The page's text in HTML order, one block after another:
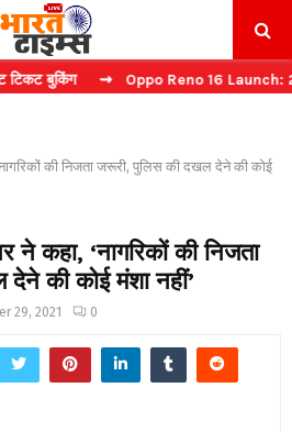
⇝ Oppo Reno 16 Launch: 2 जुलाई
की निजता जरूरी, पुलिस की दखल देने की कोई
ने कहा, ‘नागरिकों की निजता
की कोई मंशा नहीं’
29, 2021 0